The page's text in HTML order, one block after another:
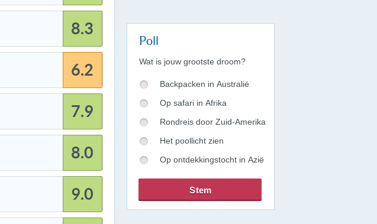
8.3
6.2
7.9
8.0
9.0
Poll
Wat is jouw grootste droom?
Backpacken in Australië
Op safari in Afrika
Rondreis door Zuid-Amerika
Het poollicht zien
Op ontdekkingstocht in Azië